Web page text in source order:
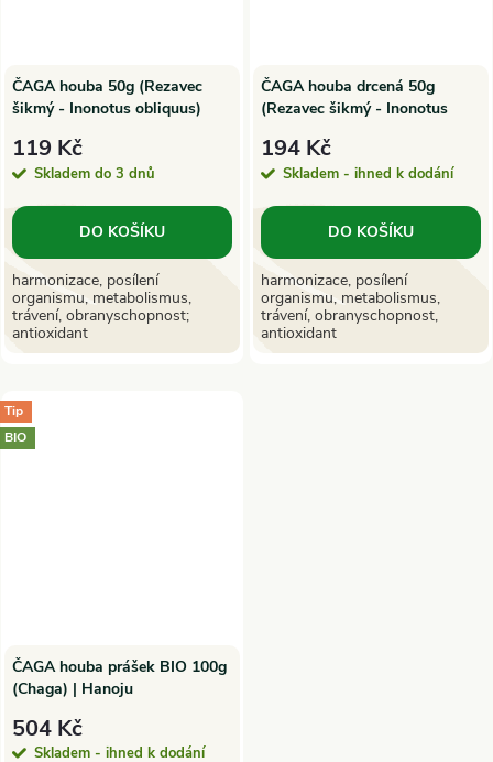
ČAGA houba 50g (Rezavec
šikmý - Inonotus obliquus)
119 Kč
Skladem do 3 dnů
DO KOŠÍKU
harmonizace, posílení
organismu, metabolismus,
trávení, obranyschopnost;
antioxidant
ČAGA houba drcená 50g
(Rezavec šikmý - Inonotus
194 Kč
Skladem - ihned k dodání
DO KOŠÍKU
harmonizace, posílení
organismu, metabolismus,
trávení, obranyschopnost,
antioxidant
Tip
BIO
ČAGA houba prášek BIO 100g
(Chaga) | Hanoju
504 Kč
Skladem - ihned k dodání